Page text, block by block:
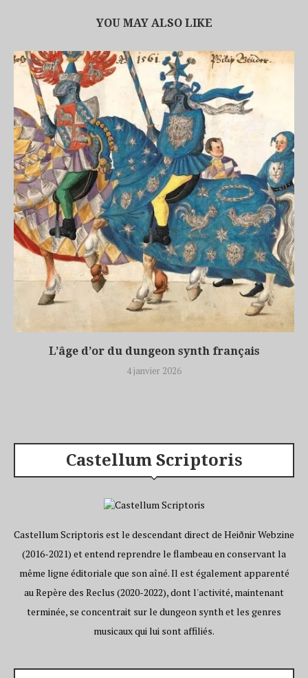
YOU MAY ALSO LIKE
L’âge d’or du dungeon synth français
4 janvier 2026
Castellum Scriptoris
Castellum Scriptoris est le descendant direct de Heiðnir Webzine
(2016-2021) et entend reprendre le flambeau en conservant la
même ligne éditoriale que son aîné. Il est également apparenté
au Repère des Reclus (2020-2022), dont l'activité, maintenant
terminée, se concentrait sur le dungeon synth et les genres
musicaux qui lui sont affiliés.